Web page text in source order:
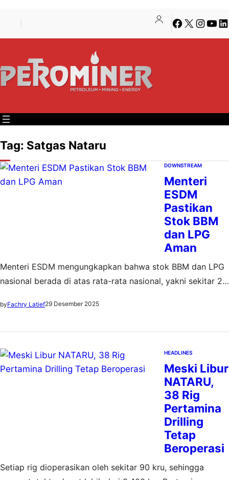
Facebook
X
Tag: Satgas Nataru
DOWNSTREAM
Menteri
ESDM
Pastikan
Stok BBM
dan LPG
Aman
Menteri ESDM mengungkapkan bahwa stok BBM dan LPG
nasional berada di atas rata-rata nasional, yakni sekitar 20
byFachry Latief29 Desember 2025
HEADLINES
Meski Libur
NATARU,
38 Rig
Pertamina
Drilling
Tetap
Beroperasi
Setiap rig dioperasikan oleh sekitar 90 kru, sehingga